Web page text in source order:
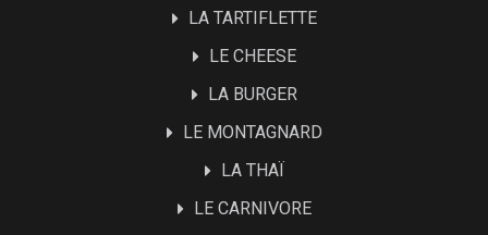
LA TARTIFLETTE
LE CHEESE
LA BURGER
LE MONTAGNARD
LA THAÏ
LE CARNIVORE